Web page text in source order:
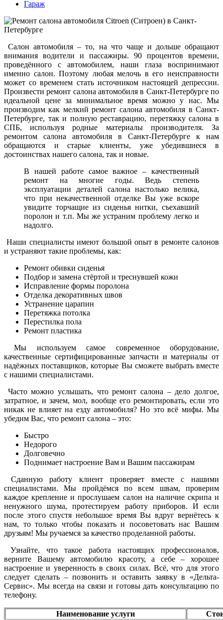
Гараж
Салон автомобиля – то, на что чаще и дольше обращают
внимания водители и пассажиры. 90 процентов времени,
проведённого с автомобилем, наши глаза воспринимают
именно салон. Поэтому любая мелочь в его неисправности
может со временем стать источником настоящей депрессии.
Произвести ремонт салона автомобиля в Санкт-Петербурге по
идеальной цене за минимальное время можно у нас. Мы
производим как мелкий ремонт салона автомобиля в Санкт-
Петербурге, так и полную реставрацию, перетяжку салона в
СПБ, используя родные материалы производителя. За
ремонтом салона автомобиля в Санкт-Петербурге к нам
обращаются и старые клиенты, уже убедившиеся в
достоинствах нашего салона, так и новые.
В нашей работе самое важное – качественный
ремонт на многие годы. Ведь степень
эксплуатации деталей салона настолько велика,
что при некачественной отделке Вы уже вскоре
увидите торчащие из сиденья нитки, съехавший
поролон и т.п. Мы же устраним проблему легко и
надолго.
Наши специалисты имеют большой опыт в ремонте салонов
и устраняют такие проблемы, как:
Ремонт обивки сиденья
Подбор и замена стёртой и треснувшей кожи
Исправление формы поролона
Отделка декоративных швов
Устранение царапин
Перетяжка потолка
Перестилка пола
Ремонт пластика
Мы используем самое современное оборудование,
качественные сертифицированные запчасти и материалы от
надёжных поставщиков, которые Вы сможете выбрать вместе
с нашими специалистами.
Часто можно услышать, что ремонт салона – дело долгое,
затратное, и зачем, мол, вообще его ремонтировать, если это
никак не влияет на езду автомобиля? Но это всё мифы. Мы
убедим Вас, что ремонт салона – это:
Быстро
Недорого
Долговечно
Поднимает настроение Вам и Вашим пассажирам
Сданную работу клиент проверяет вместе с нашими
специалистами. Мы пройдёмся по всем швам, проверим
каждое крепление и прослушаем салон на наличие скрипа и
ненужного шума, протестируем работу приборов. И если
после этого спустя небольшое время Вы вдруг вернётесь к
нам, то только чтобы показать и посоветовать нас Вашим
друзьям! Мы ручаемся за качество проделанной работы.
Узнайте, что такое работа настоящих профессионалов,
верните Вашему автомобилю красоту, а себе – хорошее
настроение и уверенность в своих силах. Всё, что для этого
следует сделать – позвонить и оставить заявку в «Дельта-
Сервис». Мы всегда на связи и готовы дать консультацию по
телефону.
Наименование услуги